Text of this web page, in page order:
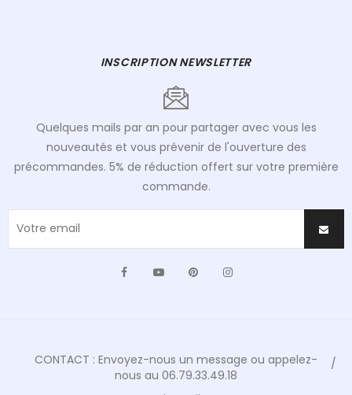
INSCRIPTION NEWSLETTER
Quelques mails par an pour partager avec vous les
nouveautés et vous prévenir de l'ouverture des
précommandes. 5% de réduction offert sur votre première
commande.
FacebookYouTubePinterest
CONTACT : Envoyez-nous un message ou appelez-
nous au 06.79.33.49.18